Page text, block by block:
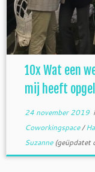
10x Wat een
mij heeft
24 november 2019
Coworkingspace/
Suzanne(geüpdatet